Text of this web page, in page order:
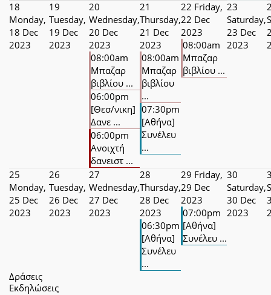
18
Monday,
18 Dec
2023
19
Tuesday,
19 Dec
2023
20
Wednesday,
20 Dec
2023
08:00am
Μπαζαρ
βιβλίου ...
06:00pm
[Θεσ/νικη]
Δανε ...
06:00pm
Ανοιχτή
δανειστ ...
21
Thursday,
21 Dec
2023
08:00am
Μπαζαρ
βιβλίου
...
07:30pm
[Αθήνα]
Συνέλευ
...
22 Friday,
22 Dec
2023
08:00am
Μπαζαρ
βιβλίου ...
23
Saturday,
23 Dec
2023
25
Monday,
25 Dec
2023
26
Tuesday,
26 Dec
2023
27
Wednesday,
27 Dec
2023
28
Thursday,
28 Dec
2023
06:30pm
[Αθήνα]
Συνέλευ
...
29 Friday,
29 Dec
2023
07:00pm
[Αθήνα]
Συνέλευ ...
30
Saturday,
30 Dec
2023
Δράσεις
Εκδηλώσεις